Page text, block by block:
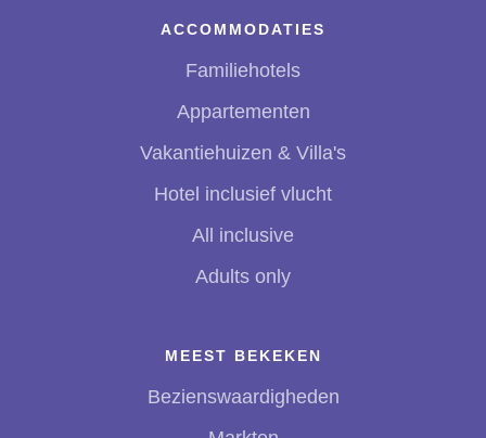
ACCOMMODATIES
Familiehotels
Appartementen
Vakantiehuizen & Villa's
Hotel inclusief vlucht
All inclusive
Adults only
MEEST BEKEKEN
Bezienswaardigheden